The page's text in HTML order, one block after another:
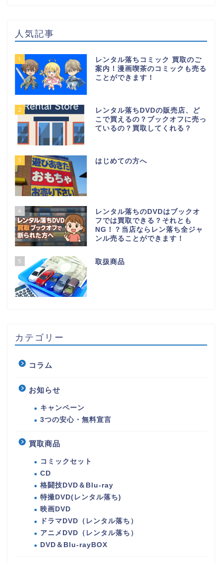
人気記事
1
レンタル落ちコミック 買取のご
案内！漫画喫茶のコミックも売る
ことができます！
2
レンタル落ちDVDの販売店、ど
こで買えるの？ブックオフに売っ
ているの？買取してくれる？
3 はじめての方へ
4
レンタル落ちのDVDはブックオ
フでは買取できる？それとも
NG！？当店ならレン落ち全ジャ
ンル売ることができます！
5 取扱商品
カテゴリー
コラム
お知らせ
キャンペーン
3つの安心・無料宣言
買取商品
コミックセット
CD
格闘技DVD＆Blu-ray
特撮DVD(レンタル落ち)
映画DVD
ドラマDVD（レンタル落ち）
アニメDVD（レンタル落ち）
DVD＆Blu-rayBOX